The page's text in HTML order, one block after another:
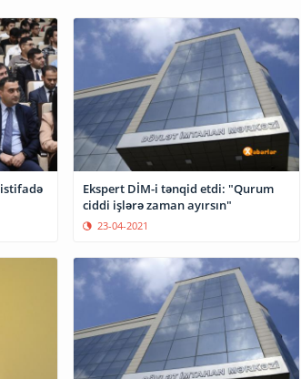
Ekspert DİM-i tənqid etdi: "Qurum
ciddi işlərə zaman ayırsın"
23-04-2021